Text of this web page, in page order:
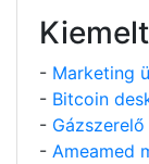
- Marketing
- Bitcoin
- Gázszerelő
- Ameamed